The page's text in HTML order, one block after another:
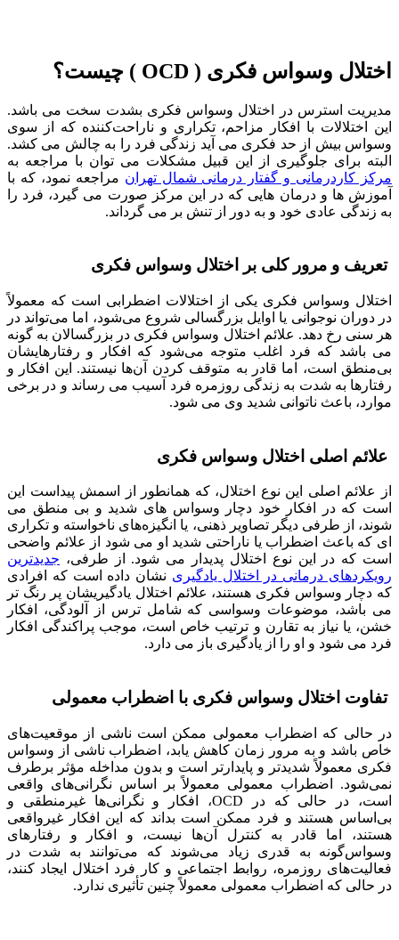
اختلال وسواس فکری ( OCD ) چیست؟
مدیریت استرس در اختلال وسواس فکری بشدت سخت می باشد.
این اختلالات با افکار مزاحم، تکراری و ناراحت‌کننده که از سوی
وسواس بیش از حد فکری می آید زندگی فرد را به چالش می کشد.
البته برای جلوگیری از این قبیل مشکلات می توان با مراجعه به
مرکز کاردرمانی و گفتار درمانی شمال تهران مراجعه نمود، که با
آموزش ها و درمان هایی که در این مرکز صورت می گیرد، فرد را
به زندگی عادی خود و به دور از تنش بر می گرداند.
تعریف و مرور کلی بر اختلال وسواس فکری
اختلال وسواس فکری یکی از اختلالات اضطرابی است که معمولاً
در دوران نوجوانی یا اوایل بزرگسالی شروع می‌شود، اما می‌تواند در
هر سنی رخ دهد. علائم اختلال وسواس فکری در بزرگسالان به گونه
می باشد که فرد اغلب متوجه می‌شود که افکار و رفتارهایشان
بی‌منطق است، اما قادر به متوقف کردن آن‌ها نیستند. این افکار و
رفتارها به شدت به زندگی روزمره فرد آسیب می رساند و در برخی
موارد، باعث ناتوانی شدید وی می شود.
علائم اصلی اختلال وسواس فکری
از علائم اصلی این نوع اختلال، که همانطور از اسمش پیداست این
است که در افکار خود دچار وسواس های شدید و بی منطق می
شوند، از طرفی دیگر تصاویر ذهنی، یا انگیزه‌های ناخواسته و تکراری
ای که باعث اضطراب یا ناراحتی شدید او می شود از علائم واضحی
است که در این نوع اختلال پدیدار می شود. از طرفی، جدیدترین
رویکردهای درمانی در اختلال یادگیری نشان داده است که افرادی
که دچار وسواس فکری هستند، علائم اختلال یادگیریشان پر رنگ تر
می باشد، موضوعات وسواسی که شامل ترس از آلودگی، افکار
خشن، یا نیاز به تقارن و ترتیب خاص است، موجب پراکندگی افکار
فرد می شود و او را از یادگیری باز می دارد.
تفاوت اختلال وسواس فکری با اضطراب معمولی
در حالی که اضطراب معمولی ممکن است ناشی از موقعیت‌های
خاص باشد و به مرور زمان کاهش یابد، اضطراب ناشی از وسواس
فکری معمولاً شدیدتر و پایدارتر است و بدون مداخله مؤثر برطرف
نمی‌شود. اضطراب معمولی معمولاً بر اساس نگرانی‌های واقعی
است، در حالی که در OCD، افکار و نگرانی‌ها غیرمنطقی و
بی‌اساس هستند و فرد ممکن است بداند که این افکار غیرواقعی
هستند، اما قادر به کنترل آن‌ها نیست، و افکار و رفتارهای
وسواس‌گونه به قدری زیاد می‌شوند که می‌توانند به شدت در
فعالیت‌های روزمره، روابط اجتماعی و کار فرد اختلال ایجاد کنند،
در حالی که اضطراب معمولی معمولاً چنین تأثیری ندارد.